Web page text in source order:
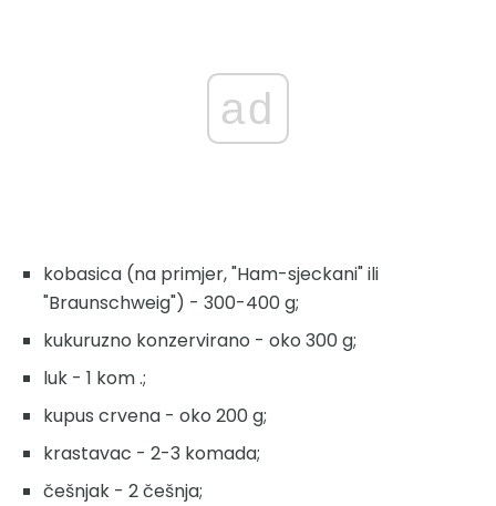
ad
kobasica (na primjer, "Ham-sjeckani" ili
"Braunschweig") - 300-400 g;
kukuruzno konzervirano - oko 300 g;
luk - 1 kom .;
kupus crvena - oko 200 g;
krastavac - 2-3 komada;
češnjak - 2 češnja;